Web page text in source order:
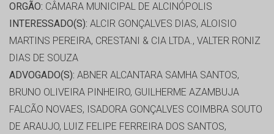
ORGÃO: CÂMARA MUNICIPAL DE ALCINÓPOLIS
INTERESSADO(S): ALCIR GONÇALVES DIAS, ALOISIO
MARTINS PEREIRA, CRESTANI & CIA LTDA., VALTER RONIZ
DIAS DE SOUZA
ADVOGADO(S): ABNER ALCANTARA SAMHA SANTOS,
BRUNO OLIVEIRA PINHEIRO, GUILHERME AZAMBUJA
FALCÃO NOVAES, ISADORA GONÇALVES COIMBRA SOUTO
DE ARAUJO, LUIZ FELIPE FERREIRA DOS SANTOS,